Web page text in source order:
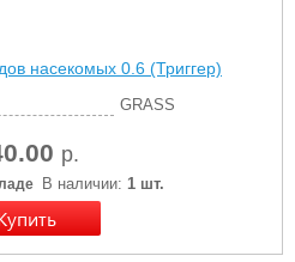
насекомых 0.6 (Триггер)
GRASS
р.
В наличии: 1 шт.